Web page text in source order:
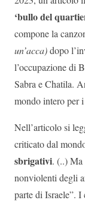
‘bullo del
compone la
un’acca)dopo
l’occupazione di
Sabra e Chatila.
mondo intero per
Nell’articolo si
criticato dal
sbrigativi. (..)
nonviolenti degli
parte di Israele”.